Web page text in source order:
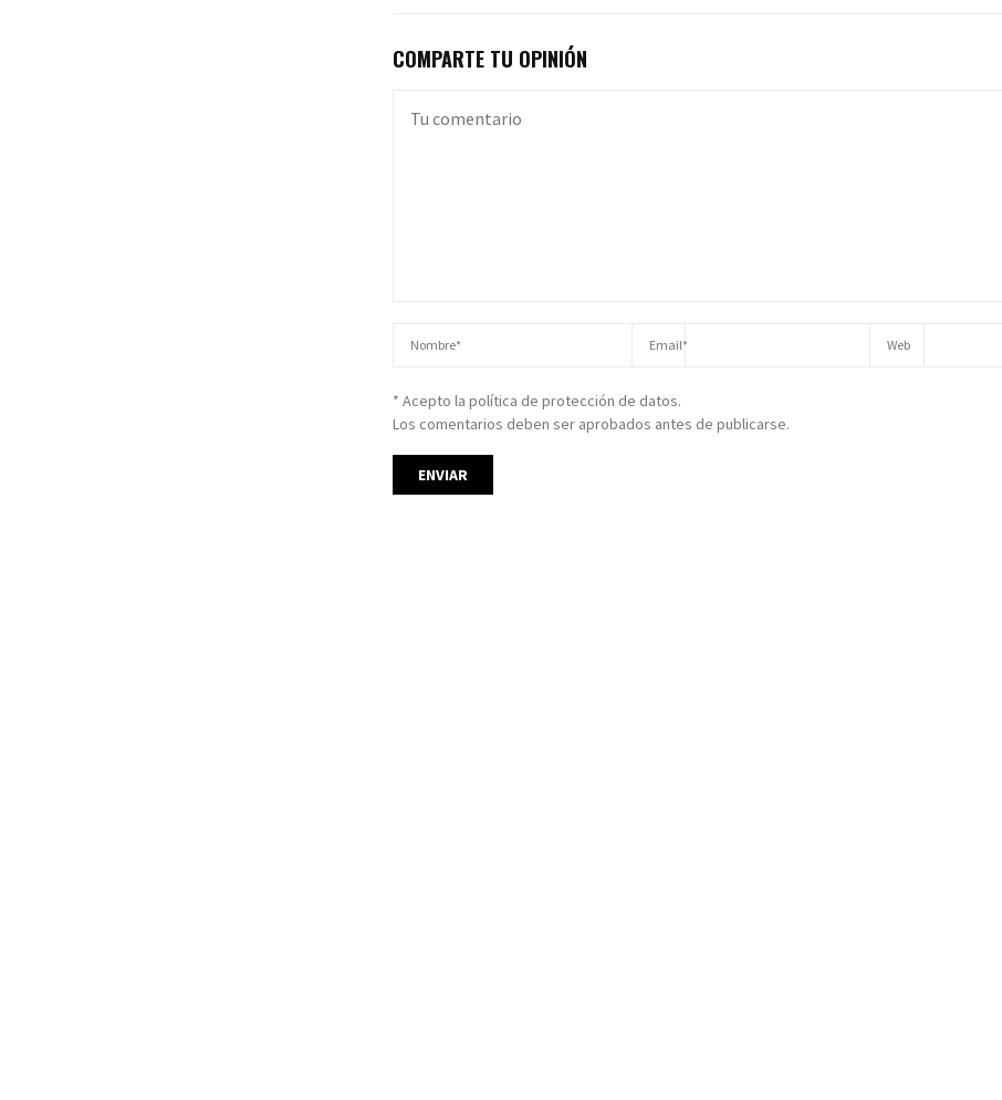
COMPARTE TU OPINIÓN
* Acepto la política de protección de datos.
Los comentarios deben ser aprobados antes de publicarse.